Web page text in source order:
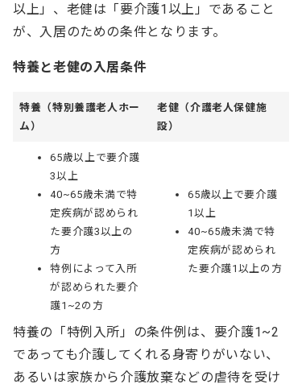
以上」、老健は「要介護1以上」であること
が、入居のための条件となります。
特養と老健の入居条件
特養（特別養護老人ホー
ム）
老健（介護老人保健施
設）
65歳以上で要介護
3以上
40~65歳未満で特
定疾病が認められ
た要介護3以上の
方
特例によって入所
が認められた要介
護1~2の方
65歳以上で要介護
1以上
40~65歳未満で特
定疾病が認められ
た要介護1以上の方
特養の「特例入所」の条件例は、要介護1~2
であっても介護してくれる身寄りがいない、
あるいは家族から介護放棄などの虐待を受け